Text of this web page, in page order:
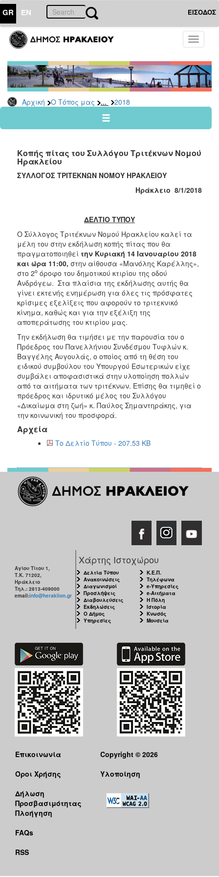
GR EN ΕΙΣΟΔΟΣ
Toggle
Αρχική Ο Τόπος μας ... 2018
ΤΟΠΟΣ
ΜΑΣ
Ανακοινώσεις
Αρχείο
2026
2024
2022
2021
2017
2016
2015
2012
2011
ΔΗΜΟΣ
ΠΟΛΙΤΙΣΜΟΣ
ΑΝΘΕΚΤΙΚΗ
ΠΟΛΗ
Κοπής πίτας του Συλλόγου Τριτέκνων Νομού
Ηρακλείου
ΣΥΛΛΟΓΟΣ ΤΡΙΤΕΚΝΩΝ ΝΟΜΟΥ ΗΡΑΚΛΕΙΟΥ
Ηράκλειο 8/1/2018
ΔΕΛΤΙΟ ΤΥΠΟΥ
Ο Σύλλογος Τριτέκνων Νομού Ηρακλείου καλεί τα
μέλη του στην εκδήλωση κοπής πίτας που θα
πραγματοποιηθεί την Κυριακή 14 Ιανουαρίου 2018
και ώρα 11:00, στην αίθουσα «Μανόλης Καρέλλης»,
στο 2ο όροφο του δημοτικού κτιρίου της οδού
Ανδρόγεω. Στα πλαίσια της εκδήλωσης αυτής θα
γίνει εκτενής ενημέρωση για όλες τις πρόσφατες
κρίσιμες εξελίξεις που αφορούν το τριτεκνικό
κίνημα, καθώς και για την εξέλιξη της
αποπεράτωσης του κτιρίου μας.
Την εκδήλωση θα τιμήσει με την παρουσία του ο
Πρόεδρος του Πανελλήνιου Συνδέσμου Τυφλών κ.
Βαγγέλης Αυγουλάς, ο οποίος από τη θέση του
ειδικού συμβούλου του Υπουργού Εσωτερικών είχε
συμβάλει αποφασιστικά στην υλοποίηση πολλών
από τα αιτήματα των τριτέκνων. Επίσης θα τιμηθεί ο
πρόεδρος και ιδρυτικό μέλος του Συλλόγου
«Δικαίωμα στη ζωή» κ. Παύλος Σημαντηράκης, για
την κοινωνική του προσφορά.
Αρχεία
Το Δελτίο Τύπου - 207.53 KB
Αγίου Τίτου 1,
Τ.Κ. 71202,
Ηράκλειο
Τηλ.: 2813-409000
email:info@heraklion.gr
Χάρτης Ιστοχώρου
Δελτία Τύπου
Ανακοινώσεις
Διαγωνισμοί
Προσλήψεις
Διαβουλεύσεις
Εκδηλώσεις
Ο Δήμος
Υπηρεσίες
Κ.Ε.Π.
Τηλέφωνα
e-Υπηρεσίες
e-Αιτήματα
Η Πόλη
Ιστορία
Κνωσός
Μουσεία
Επικοινωνία
Όροι Χρήσης
Δήλωση
Προσβασιμότητας
Πλοήγηση
FAQs
RSS
Copyright © 2026
Υλοποίηση